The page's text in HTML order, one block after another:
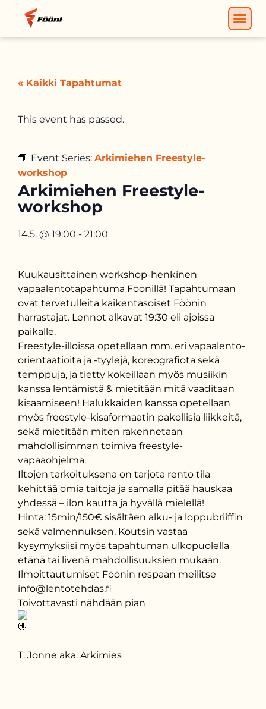
« Kaikki Tapahtumat
This event has passed.
Event Series: Arkimiehen Freestyle-
workshop
Arkimiehen Freestyle-
workshop
14.5. @ 19:00 - 21:00
Kuukausittainen workshop-henkinen
vapaalentotapahtuma Föönillä! Tapahtumaan
ovat tervetulleita kaikentasoiset Föönin
harrastajat. Lennot alkavat 19:30 eli ajoissa
paikalle.
Freestyle-illoissa opetellaan mm. eri vapaalento-
orientaatioita ja -tyylejä, koreografiota sekä
temppuja, ja tietty kokeillaan myös musiikin
kanssa lentämistä & mietitään mitä vaaditaan
kisaamiseen! Halukkaiden kanssa opetellaan
myös freestyle-kisaformaatin pakollisia liikkeitä,
sekä mietitään miten rakennetaan
mahdollisimman toimiva freestyle-
vapaaohjelma.
Iltojen tarkoituksena on tarjota rento tila
kehittää omia taitoja ja samalla pitää hauskaa
yhdessä – ilon kautta ja hyvällä mielellä!
Hinta: 15min/150€ sisältäen alku- ja loppubriiffin
sekä valmennuksen. Koutsin vastaa
kysymyksiisi myös tapahtuman ulkopuolella
etänä tai livenä mahdollisuuksien mukaan.
Ilmoittautumiset Föönin respaan meilitse
info@lentotehdas.fi
Toivottavasti nähdään pian
T. Jonne aka. Arkimies